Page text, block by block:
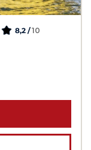
8,2 /10